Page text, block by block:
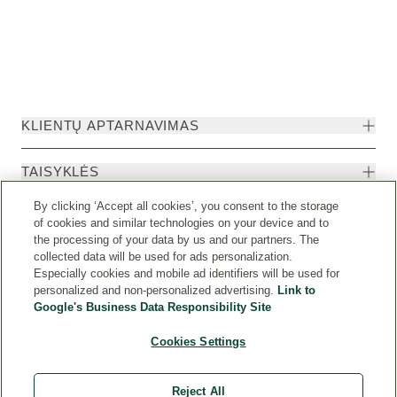
KLIENTŲ APTARNAVIMAS
TAISYKLĖS
Weleda International © Weleda 2026
By clicking ‘Accept all cookies’, you consent to the storage
of cookies and similar technologies on your device and to
the processing of your data by us and our partners. The
collected data will be used for ads personalization.
Especially cookies and mobile ad identifiers will be used for
personalized and non-personalized advertising. Link to
Google's Business Data Responsibility Site
Cookies Settings
Reject All